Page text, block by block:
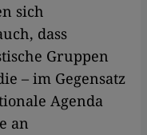
sich
dass
Gruppen
– im Gegensatz
Agenda
an